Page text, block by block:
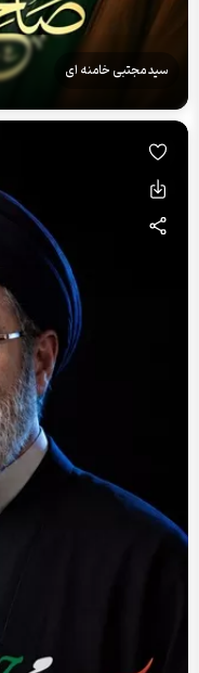
سید مجتبی خامنه ای